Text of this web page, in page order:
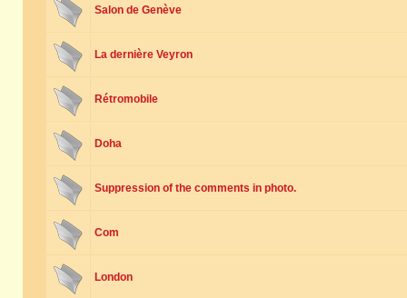
Salon de Genève
La dernière Veyron
Rétromobile
Doha
Suppression of the comments in photo.
Com
London